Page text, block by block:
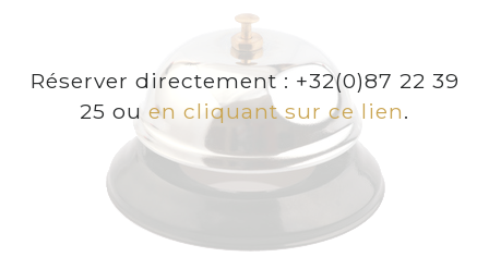
Réserver directement : +32(0)87 22 39
25 ou en cliquant sur ce lien.